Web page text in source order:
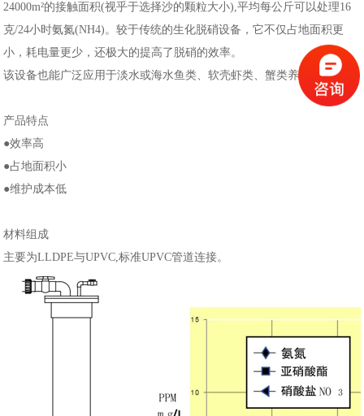
24000m²的接触面积(视乎于选择沙的颗粒大小),平均每公斤可以处理16
克/24小时氨氮(NH4)。较于传统的生化脱硝设备，它不仅占地面积更
小，耗电量更少，还极大的提高了脱硝的效率。
该设备也能广泛应用于淡水或海水鱼类、软壳虾类、蟹类养殖。
产品特点
●效率高
●占地面积小
●维护成本低
材料组成
主要为LLDPE与UPVC,标准UPVC管道连接。